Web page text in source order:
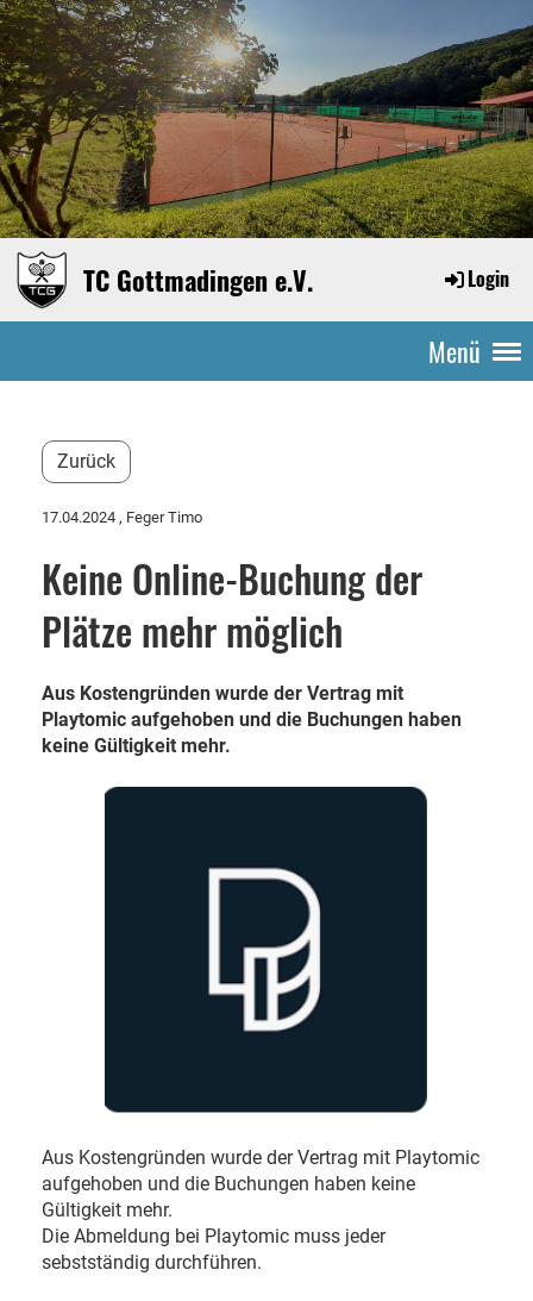
TC Gottmadingen e.V. Login
Menü
Zurück
17.04.2024 , Feger Timo
Keine Online-Buchung der
Plätze mehr möglich
Aus Kostengründen wurde der Vertrag mit
Playtomic aufgehoben und die Buchungen haben
keine Gültigkeit mehr.
Aus Kostengründen wurde der Vertrag mit Playtomic
aufgehoben und die Buchungen haben keine
Gültigkeit mehr.
Die Abmeldung bei Playtomic muss jeder
sebstständig durchführen.